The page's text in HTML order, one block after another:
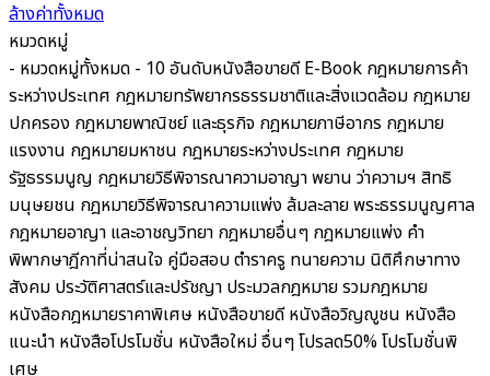
ล้างค่าทั้งหมด
หมวดหมู่
- หมวดหมู่ทั้งหมด - 10 อันดับหนังสือขายดี E-Book กฎหมายการค้า
ระหว่างประเทศ กฎหมายทรัพยากรธรรมชาติและสิ่งแวดล้อม กฎหมาย
ปกครอง กฎหมายพาณิชย์ และธุรกิจ กฎหมายภาษีอากร กฎหมาย
แรงงาน กฎหมายมหาชน กฎหมายระหว่างประเทศ กฎหมาย
รัฐธรรมนูญ กฎหมายวิธีพิจารณาความอาญา พยาน ว่าความฯ สิทธิ
มนุษยชน กฎหมายวิธีพิจารณาความแพ่ง ล้มละลาย พระธรรมนูญศาล
กฎหมายอาญา และอาชญวิทยา กฎหมายอื่นๆ กฎหมายแพ่ง คำ
พิพากษาฎีกาที่น่าสนใจ คู่มือสอบตำราครู ทนายความ นิติศึกษาทาง
สังคม ประวัติศาสตร์และปรัชญา ประมวลกฎหมาย รวมกฎหมาย
หนังสือกฎหมายราคาพิเศษ หนังสือขายดี หนังสือวิญญูชน หนังสือ
แนะนำ หนังสือโปรโมชั่น หนังสือใหม่อื่นๆโปรลด50%โปรโมชั่นพิ
เศษ